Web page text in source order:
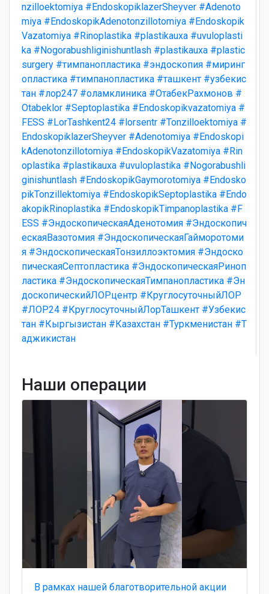
nzilloektomiya #EndoskopiklazerSheyver #Adenoto
miya #EndoskopikAdenotonzillotomiya #Endoskopik
Vazatomiya #Rinoplastika #plastikauxa #uvuloplasti
ka #Nogorabushliginishuntlash #plastikauxa #plastic
surgery #тимпанопластика #эндоскопия #миринг
опластика #тимпанопластика #ташкент #узбекис
тан #лор247 #оламклиника #ОтабекРахмонов #
Otabeklor #Septoplastika #Endoskopikvazatomiya #
FESS #LorTashkent24 #lorsentr #Tonzilloektomiya #
EndoskopiklazerSheyver #Adenotomiya #Endoskopi
kAdenotonzillotomiya #EndoskopikVazatomiya #Rin
oplastika #plastikauxa #uvuloplastika #Nogorabushli
ginishuntlash #EndoskopikGaymorotomiya #Endosko
pikTonzillektomiya #EndoskopikSeptoplastika #Endo
akopikRinoplastika #EndoskopikTimpanoplastika #F
ESS #ЭндоскопическаяАденотомия #Эндоскопич
ескаяВазотомия #ЭндоскопическаяГайморотоми
я #ЭндоскопическаяТонзиллоэктомия #Эндоско
пическаяСептопластика #ЭндоскопическаяРиноп
ластика #ЭндоскопическаяТимпанопластика #Эн
доскопическийЛОРцентр #КруглосуточныйЛОР
#ЛОР24 #КруглосуточныйЛорТашкент #Узбекис
тан #Кыргызистан #Казахстан #Туркменистан #Т
аджикистан
Наши операции
В рамках нашей благотворительной акции